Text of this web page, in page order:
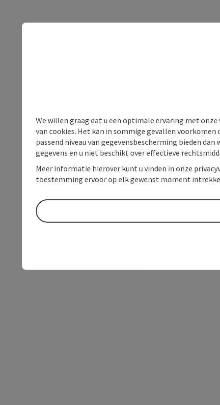
We willen graag dat u een optimale ervaring met
van cookies. Het kan in sommige gevallen voorkomen
passend niveau van gegevensbescherming bieden
gegevens en u niet beschikt over effectieve
Meer informatie hierover kunt u vinden in onze
toestemming ervoor op elk gewenst moment